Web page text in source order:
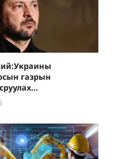
газрын
болон Хар
хөлөг